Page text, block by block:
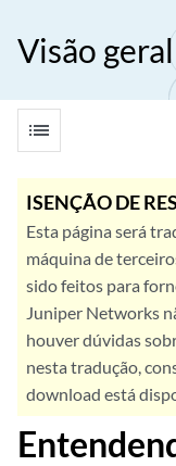
Visão
list
ISENÇÃO DE
Esta página será
máquina de
sido feitos para
Juniper Networks
houver dúvidas
nesta tradução,
download está